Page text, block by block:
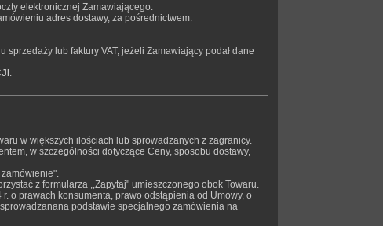
elektronicznej Zamawiającego.
adres dostawy, za pośrednictwem:
lub faktury VAT, jeżeli Zamawiający podał dane
.
w większych ilościach lub sprowadzanych z zagranicy.
w szczególności dotyczące Ceny, sposobu dostawy,
z formularza ,,Zapytaj" umieszczonego obok Towaru.
o prawach konsumenta, prawo odstąpienia od Umowy, o
podstawie specjalnego zamówienia na